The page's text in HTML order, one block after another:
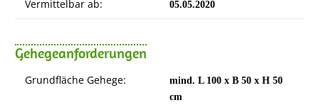
Vermittelbar ab: 05.05.2020
Gehegeanforderungen
Grundfläche Gehege:
mind. L 100 x B 50 x H 50
cm